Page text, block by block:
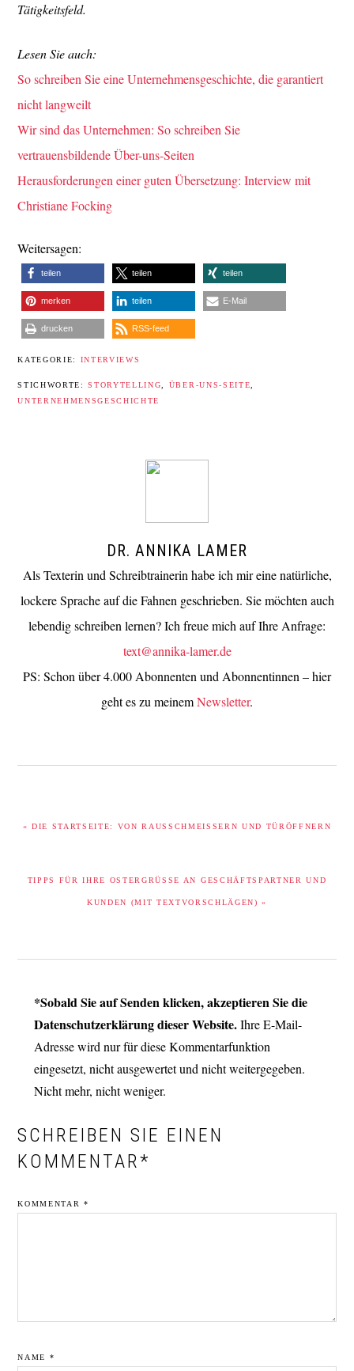
Tätigkeitsfeld.
Lesen Sie auch:
So schreiben Sie eine Unternehmensgeschichte, die garantiert
nicht langweilt
Wir sind das Unternehmen: So schreiben Sie
vertrauensbildende Über-uns-Seiten
Herausforderungen einer guten Übersetzung: Interview mit
Christiane Focking
Weitersagen:
teilen teilen teilen
merken teilen E-Mail
drucken RSS-feed
KATEGORIE: INTERVIEWS
STICHWORTE:STORYTELLING ÜBER-UNS-SEITE
UNTERNEHMENSGESCHICHTE
DR. ANNIKA LAMER
Als Texterin und Schreibtrainerin habe ich mir eine natürliche,
lockere Sprache auf die Fahnen geschrieben. Sie möchten auch
lebendig schreiben lernen? Ich freue mich auf Ihre Anfrage:
text@annika-lamer.de
PS: Schon über 4.000 Abonnenten und Abonnentinnen – hier
geht es zu meinemNewsletter.
BEITRAG:
« DIE STARTSEITE: VON RAUSSCHMEISSERN UND TÜRÖFFNERN
BEITRAG:
TIPPS FÜR IHRE OSTERGRÜSSE AN GESCHÄFTSPARTNER UND K
UNDEN (MIT TEXTVORSCHLÄGEN) »
LESER-
INTERAKTIONEN
*Sobald Sie auf Senden klicken, akzeptieren Sie die
Datenschutzerklärung dieser Website.Ihre E-Mail-
Adresse wird nur für diese Kommentarfunktion
eingesetzt, nicht ausgewertet und nicht weitergegeben.
Nicht mehr, nicht weniger.
SCHREIBEN SIE EINEN
KOMMENTAR*
KOMMENTAR*
NAME *